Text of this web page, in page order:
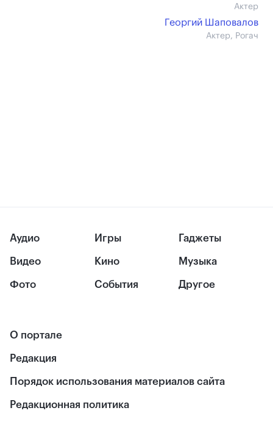
Актер
Георгий Шаповалов
Актер, Рогач
Аудио
Видео
Фото
Игры
Кино
События
Гаджеты
Музыка
Другое
О портале
Редакция
Порядок использования материалов сайта
Редакционная политика